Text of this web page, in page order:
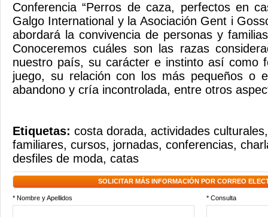
Conferencia “Perros de caza, perfectos en
Galgo International y la Asociación Gent i
abordará la convivencia de personas y
Conoceremos cuáles son las razas
nuestro país, su carácter e instinto así como
juego, su relación con los más pequeños o
abandono y cría incontrolada, entre otros
Etiquetas: costa dorada, actividades culturales
familiares, cursos, jornadas, conferencias,
desfiles de moda, catas
SOLICITAR MÁS INFORMACIÓN POR CORREO
* Nombre y Apellidos * Consulta